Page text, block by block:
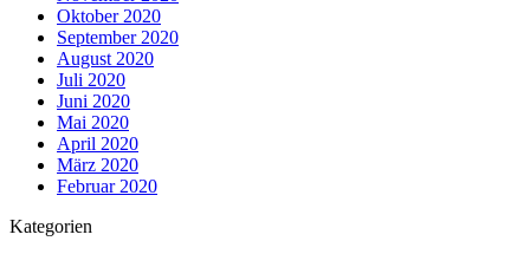
Oktober 2020
September 2020
August 2020
Juli 2020
Juni 2020
Mai 2020
April 2020
März 2020
Februar 2020
Kategorien